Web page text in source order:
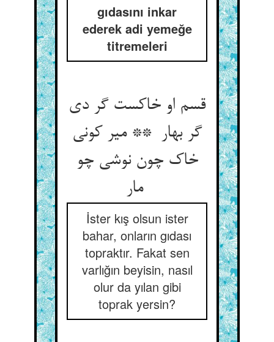
gıdasını inkar
ederek adi yemeğe
titremeleri
قسم او خاکست گر دی
گر بهار ** میر کونی
خاک چون نوشی چو
مار
İster kış olsun ister
bahar, onların gıdası
topraktır. Fakat sen
varlığın beyisin, nasıl
olur da yılan gibi
toprak yersin?